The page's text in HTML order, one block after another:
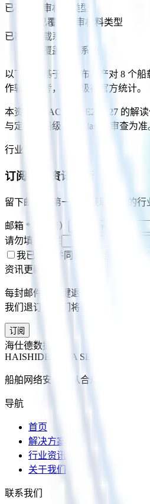
已覆盖送审材料类型
已覆盖送审材料类型
已覆盖船载系统
已覆盖船载系统
以下数字基于已发布资产对 8 个船
作辅助参考，非船级社官方统计。
本资产对 IACS UR E26/E27 的解
与定级以船级社（Class）审查为准
行业资讯
订阅行业资讯更新
留下邮箱，第一时间获取我们的行
邮箱 *
（必填）
请勿填写此栏
我已阅读并同意
，同
资讯更新。
每封邮件含一键退订链接；您也
我们退订，我们将删除您的订阅邮
订阅
海仕德数据服务
HAISHIDE DATA SERVICE
船舶网络安全，从合规到持续韧性
导航
首页
解决方案
行业资讯
关于我们
联系我们